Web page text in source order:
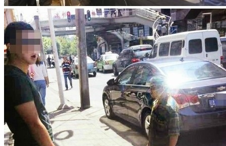
您的电子邮件地址不会被公开，必填项已用*标注。
昵称*
邮箱 *
网址